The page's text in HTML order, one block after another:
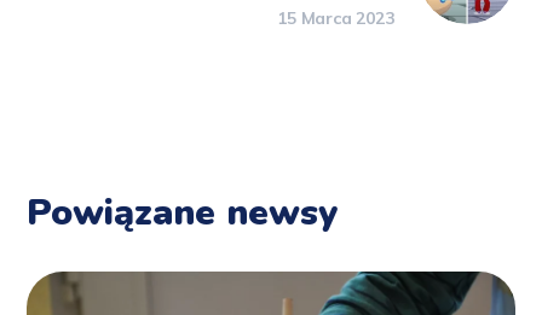
15 Marca 2023
Powiązane newsy